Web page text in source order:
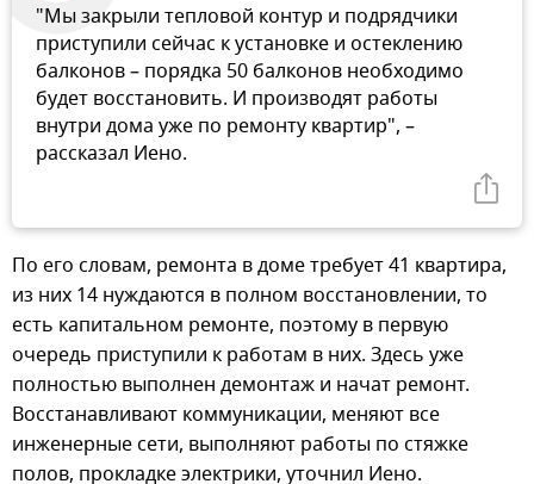
"Мы закрыли тепловой контур и подрядчики
приступили сейчас к установке и остеклению
балконов – порядка 50 балконов необходимо
будет восстановить. И производят работы
внутри дома уже по ремонту квартир", –
рассказал Иено.
По его словам, ремонта в доме требует 41 квартира,
из них 14 нуждаются в полном восстановлении, то
есть капитальном ремонте, поэтому в первую
очередь приступили к работам в них. Здесь уже
полностью выполнен демонтаж и начат ремонт.
Восстанавливают коммуникации, меняют все
инженерные сети, выполняют работы по стяжке
полов, прокладке электрики, уточнил Иено.